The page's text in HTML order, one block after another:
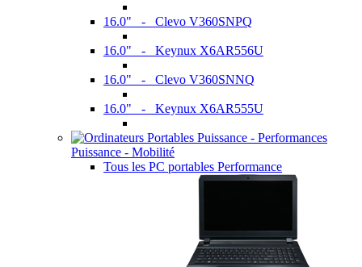
16.0" - Clevo V360SNPQ
16.0" - Keynux X6AR556U
16.0" - Clevo V360SNNQ
16.0" - Keynux X6AR555U
Puissance - Mobilité
Tous les PC portables Performance